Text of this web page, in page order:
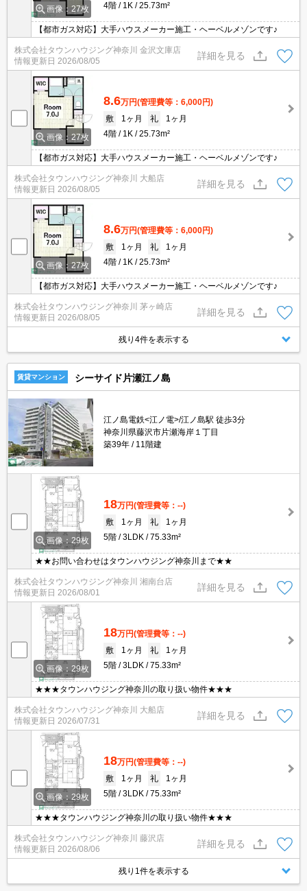
画像：27枚
4階
1K 25.73m²
【都市ガス対応】大手ハウスメーカー施工・ヘーベルメゾンです♪
株式会社タウンハウジング神奈川 金沢文庫店
情報更新日 2026/08/05
詳細を見る
画像：27枚
8.6万円(管理費等：6,000円)
敷
1ヶ月 礼
1ヶ月
4階
1K 25.73m²
【都市ガス対応】大手ハウスメーカー施工・ヘーベルメゾンです♪
株式会社タウンハウジング神奈川 大船店
情報更新日 2026/08/05
詳細を見る
画像：27枚
8.6万円(管理費等：6,000円)
敷
1ヶ月 礼
1ヶ月
4階
1K 25.73m²
【都市ガス対応】大手ハウスメーカー施工・ヘーベルメゾンです♪
株式会社タウンハウジング神奈川 茅ヶ崎店
情報更新日 2026/08/05
詳細を見る
残り4件を表示する
賃貸マンション シーサイド片瀬江ノ島
江ノ島電鉄<江ノ電>/江ノ島駅 徒歩3分
神奈川県藤沢市片瀬海岸１丁目
築39年
11階建
画像：29枚
18万円(管理費等：--)
敷
1ヶ月 礼
1ヶ月
5階
3LDK 75.33m²
★★お問い合わせはタウンハウジング神奈川まで★★
株式会社タウンハウジング神奈川 湘南台店
情報更新日 2026/08/01
詳細を見る
画像：29枚
18万円(管理費等：--)
敷
1ヶ月 礼
1ヶ月
5階
3LDK 75.33m²
★★★タウンハウジング神奈川の取り扱い物件★★★
株式会社タウンハウジング神奈川 大船店
情報更新日 2026/07/31
詳細を見る
画像：29枚
18万円(管理費等：--)
敷
1ヶ月 礼
1ヶ月
5階
3LDK 75.33m²
★★★タウンハウジング神奈川の取り扱い物件★★★
株式会社タウンハウジング神奈川 藤沢店
情報更新日 2026/08/06
詳細を見る
残り1件を表示する